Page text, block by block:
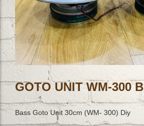
GOTO UNIT WM-300
Bass Goto Unit 30cm (WM- 300) Diy